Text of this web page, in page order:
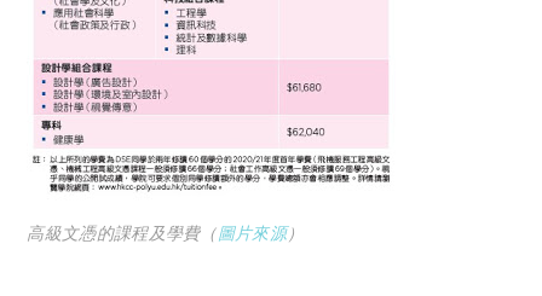
高級文憑的課程及學費（圖片來源）